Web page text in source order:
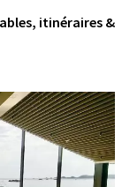
itinéraires &